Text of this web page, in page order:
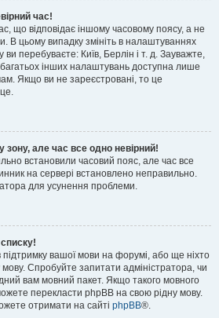
час!
що відповідає іншому часовому поясу, а не
В цьому випадку змініть в налаштуваннях
перебуваєте: Київ, Берлін і т. д. Зауважте,
інших налаштувань доступна лише
Якщо ви не зареєстровані, то це
але час все одно невірний!
встановили часовий пояс, але час все
на сервері встановлено неправильно.
для усунення проблеми.
підтримку вашої мови на форумі, або ще ніхто
Спробуйте запитати адміністратора, чи
вам мовний пакет. Якщо такого мовного
перекласти phpBB на свою рідну мову.
отримати на сайті phpBB®.